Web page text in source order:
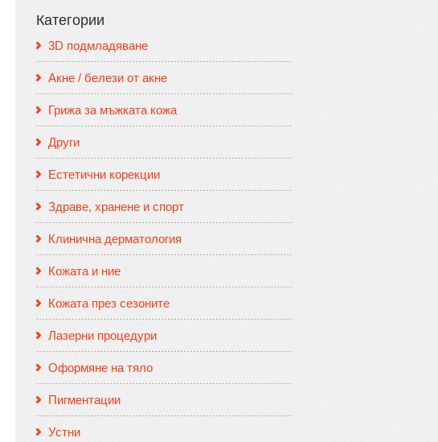
Категории
3D подмладяване
Акне / белези от акне
Грижа за мъжката кожа
Други
Естетични корекции
Здраве, хранене и спорт
Клинична дерматология
Кожата и ние
Кожата през сезоните
Лазерни процедури
Оформяне на тяло
Пигментации
Устни